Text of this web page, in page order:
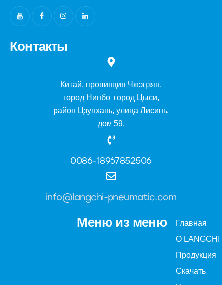
Контакты
Китай, провинция Чжэцзян,
город Нинбо, город Цыси,
район Цзунхань, улица Лисинь,
дом 59.
0086-18967852506
info@langchi-pneumatic.com
Меню из меню
Главная
О LANGCHI
Продукция
Скачать